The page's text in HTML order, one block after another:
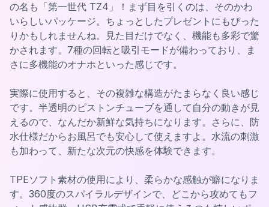
の名も「第一世代 TZ4」！まず目を引くのは、そのかわ
いらしいパッケージ。ちょっとしたプレゼントにもぴった
りかもしれませんね。見た目だけでなく、機能も多彩で驚
かされます。7種の回転と吸引モードが備わっており、ま
さに多機能のオナホといった感じです。
実際に使用すると、その複雑な構造がたまらなく良い感じ
です。半透明のピストンチューブを通して自分の動きが見
えるので、なんだか新鮮な気持ちになります。さらに、防
水仕様だからお風呂でも安心して使えますよ。水流の刺激
も加わって、新たな次元の快感を体験できます。
TPEソフト素材の使用により、柔らかな感触が癖になりま
す。360度のスパイラルデザインで、どこから攻めてもフ